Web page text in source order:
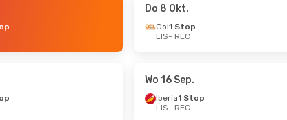
Do 8 Okt.
Gol1 Stop
LIS- REC
Wo 16 Sep.
Iberia1 Stop
LIS- REC